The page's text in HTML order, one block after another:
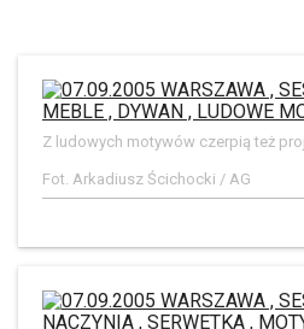
Z ludowych motywów czerpią też
Fot. Arkadiusz Ścichocki / AG